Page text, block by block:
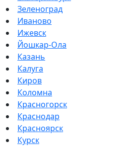
Зеленоград
Иваново
Ижевск
Йошкар-Ола
Казань
Калуга
Киров
Коломна
Красногорск
Краснодар
Красноярск
Курск